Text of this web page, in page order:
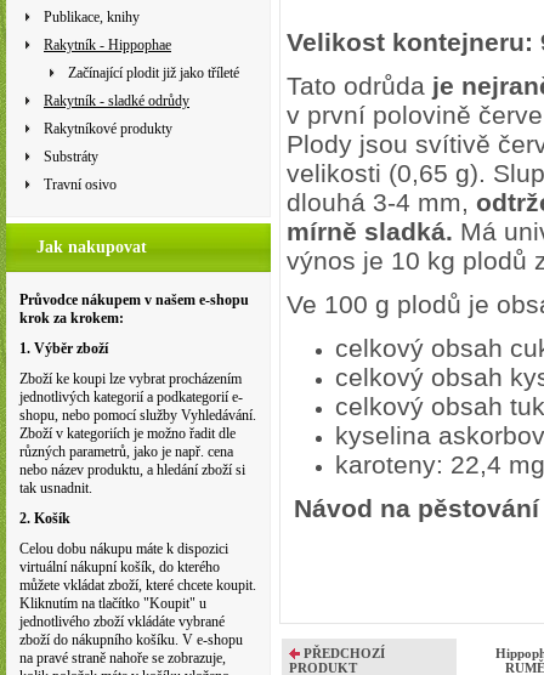
Publikace, knihy
Rakytník - Hippophae
Začínající plodit již jako tříleté
Rakytník - sladké odrůdy
Rakytníkové produkty
Substráty
Travní osivo
Jak nakupovat
Průvodce nákupem v našem e-shopu
krok za krokem:
1. Výběr zboží
Zboží ke koupi lze vybrat procházením
jednotlivých kategorií a podkategorií e-
shopu, nebo pomocí služby Vyhledávání.
Zboží v kategoriích je možno řadit dle
různých parametrů, jako je např. cena
nebo název produktu, a hledání zboží si
tak usnadnit.
2. Košík
Celou dobu nákupu máte k dispozici
virtuální nákupní košík, do kterého
můžete vkládat zboží, které chcete koupit.
Kliknutím na tlačítko "Koupit" u
jednotlivého zboží vkládáte vybrané
zboží do nákupního košíku. V e-shopu
na pravé straně nahoře se zobrazuje,
Velikost kontejneru:
Tato odrůda je
v první polovině
Plody jsou svítivě
velikosti (0,65 g).
dlouhá 3-4 mm,
mírně sladká. Má
výnos je 10 kg plodů
Ve 100 g plodů je
celkový obsah
celkový obsah
celkový obsah
kyselina
karoteny: 22,4 mg
Návod na
PŘEDCHOZÍ
PRODUKT